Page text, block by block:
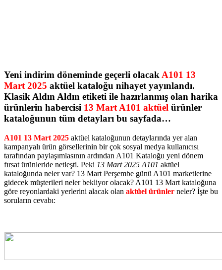
Yeni indirim döneminde geçerli olacakA101 13
Mart 2025 aktüel kataloğu nihayet yayınlandı.
Klasik Aldın Aldın etiketi ile hazırlanmış olan harika
ürünlerin habercisi 13 MartA101 aktüel ürünler
kataloğunun tüm detayları bu sayfada…
A101 13 Mart 2025 aktüel kataloğunun detaylarında yer alan
kampanyalı ürün görsellerinin bir çok sosyal medya kullanıcısı
tarafından paylaşımlasının ardından A101 Kataloğu yeni dönem
fırsat ürünleride netleşti. Peki 13 Mart 2025 A101 aktüel
kataloğunda neler var? 13 Mart Perşembe günü A101 marketlerine
gidecek müşterileri neler bekliyor olacak? A101 13 Mart kataloğuna
göre reyonlardaki yerlerini alacak olan aktüel ürünler neler? İşte bu
soruların cevabı: